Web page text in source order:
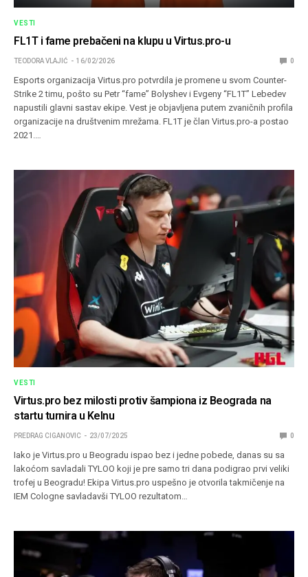
VESTI
FL1T i fame prebačeni na klupu u Virtus.pro-u
TEODORA VLAJIĆ 16/02/2026 0
Esports organizacija Virtus.pro potvrdila je promene u svom Counter-
Strike 2 timu, pošto su Petr “fame” Bolyshev i Evgeny “FL1T” Lebedev
napustili glavni sastav ekipe. Vest je objavljena putem zvaničnih profila
organizacije na društvenim mrežama. FL1T je član Virtus.pro-a postao
2021.…
VESTI
Virtus.pro bez milosti protiv šampiona iz Beograda na
startu turnira u Kelnu
PREDRAG CIGANOVIC 23/07/2025 0
Iako je Virtus.pro u Beogradu ispao bez i jedne pobede, danas su sa
lakoćom savladali TYLOO koji je pre samo tri dana podigrao prvi veliki
trofej u Beogradu! Ekipa Virtus.pro uspešno je otvorila takmičenje na
IEM Cologne savladavši TYLOO rezultatom…